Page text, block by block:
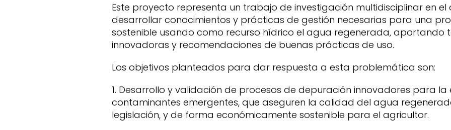
Este proyecto representa un trabajo de investigación multidisciplinar en el
desarrollar conocimientos y prácticas de gestión necesarias para una
sostenible usando como recurso hídrico el agua regenerada, aportando
innovadoras y recomendaciones de buenas prácticas de uso.
Los objetivos planteados para dar respuesta a esta problemática son:
1. Desarrollo y validación de procesos de depuración innovadores para la
contaminantes emergentes, que aseguren la calidad del agua
legislación, y de forma económicamente sostenible para el agricultor.